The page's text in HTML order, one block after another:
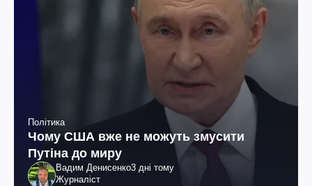
Політика
Чому США вже не можуть змусити
Путіна до миру
Вадим Денисенко3 дні тому
Журналіст